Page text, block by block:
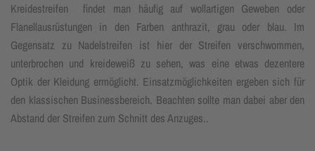
Kreidestreifen findet man häufig auf wollartigen Geweben oder
Flanellausrüstungen in den Farben anthrazit, grau oder blau. Im
Gegensatz zu Nadelstreifen ist hier der Streifen verschwommen,
unterbrochen und kreideweiß zu sehen, was eine etwas dezentere
Optik der Kleidung ermöglicht. Einsatzmöglichkeiten ergeben sich für
den klassischen Businessbereich. Beachten sollte man dabei aber den
Abstand der Streifen zum Schnitt des Anzuges..